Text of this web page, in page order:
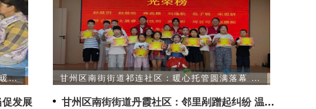
民
发展
甘州区南街街道祁连社区：暖心托管圆满落幕 快
甘州区南街街道丹霞社区：邻里剐蹭起纠纷 温情